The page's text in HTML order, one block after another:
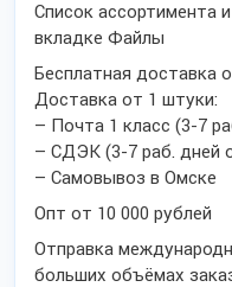
Список ассортимента
вкладке Файлы
Бесплатная доставка
Доставка от 1 штуки:
– Почта 1 класс (3-7
– СДЭК (3-7 раб. дней
– Самовывоз в Омске
Опт от 10 000 рублей
Отправка
больших объёмах